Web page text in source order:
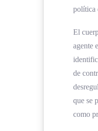
política
El
agente
de
que se
como